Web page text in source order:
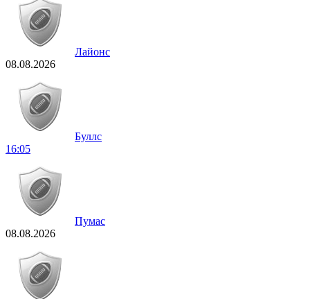
Лайонс
08.08.2026
Буллс
16:05
Пумас
08.08.2026